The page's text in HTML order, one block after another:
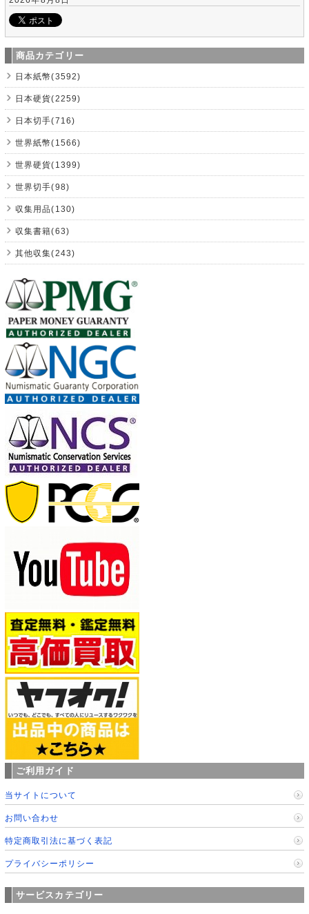
商品カテゴリー
日本紙幣(3592)
日本硬貨(2259)
日本切手(716)
世界紙幣(1566)
世界硬貨(1399)
世界切手(98)
収集用品(130)
収集書籍(63)
其他収集(243)
ご利用ガイド
当サイトについて
お問い合わせ
特定商取引法に基づく表記
プライバシーポリシー
サービスカテゴリー